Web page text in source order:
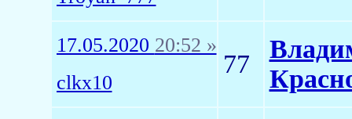
17.05.2020 20:52 »
clkx10
77